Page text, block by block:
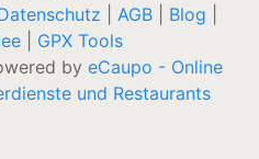
AGB| Blog
| GPX Tools
by eCaupo - Online
und Restaurants